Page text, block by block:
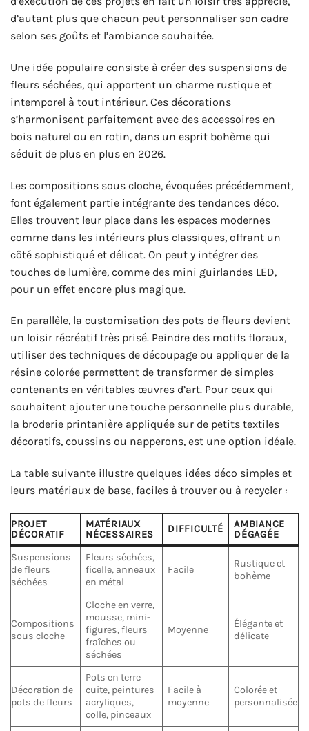
d’autant plus que chacun peut personnaliser son cadre
selon ses goûts et l’ambiance souhaitée.
Une idée populaire consiste à créer des suspensions de
fleurs séchées, qui apportent un charme rustique et
intemporel à tout intérieur. Ces décorations
s’harmonisent parfaitement avec des accessoires en
bois naturel ou en rotin, dans un esprit bohème qui
séduit de plus en plus en 2026.
Les compositions sous cloche, évoquées précédemment,
font également partie intégrante des tendances déco.
Elles trouvent leur place dans les espaces modernes
comme dans les intérieurs plus classiques, offrant un
côté sophistiqué et délicat. On peut y intégrer des
touches de lumière, comme des mini guirlandes LED,
pour un effet encore plus magique.
En parallèle, la customisation des pots de fleurs devient
un loisir récréatif très prisé. Peindre des motifs floraux,
utiliser des techniques de découpage ou appliquer de la
résine colorée permettent de transformer de simples
contenants en véritables œuvres d’art. Pour ceux qui
souhaitent ajouter une touche personnelle plus durable,
la broderie printanière appliquée sur de petits textiles
décoratifs, coussins ou napperons, est une option idéale.
La table suivante illustre quelques idées déco simples et
leurs matériaux de base, faciles à trouver ou à recycler :
PROJET
DÉCORATIF
MATÉRIAUX
NÉCESSAIRES
DIFFICULTÉ
AMBIANCE
DÉGAGÉE
Suspensions
de fleurs
séchées
Fleurs séchées,
ficelle, anneaux
en métal
Facile
Rustique et
bohème
Compositions
sous cloche
Cloche en verre,
mousse, mini-
figures, fleurs
fraîches ou
séchées
Moyenne
Élégante et
délicate
Décoration de
pots de fleurs
Pots en terre
cuite, peintures
acryliques,
colle, pinceaux
Facile à
moyenne
Colorée et
personnalisée